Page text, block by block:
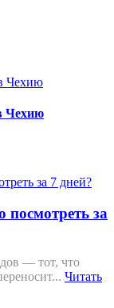
Чехию
за
— тот, что
Читать